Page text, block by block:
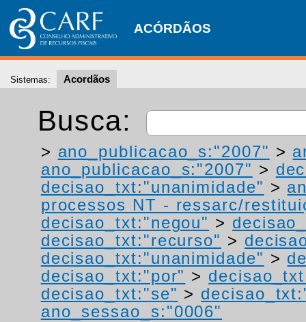
ACÓRDÃOS
Sistemas: Acordãos
Busca:
> ano_publicacao_s:"2007" >
ano_publicacao_s:"2007" >
decisao_txt:"unanimidade" >
processos NT - ressarc/
decisao_txt:"negou" >
decisao_txt:"recurso" >
decisao_txt:"unanimidade" >
decisao_txt:"por" >
decisao_txt:"se" >
ano_sessao_s:"0006"